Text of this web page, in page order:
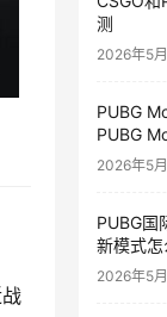
测
2026年5
PUBG
PUBG
2026年5
PUBG国
新模式
2026年5